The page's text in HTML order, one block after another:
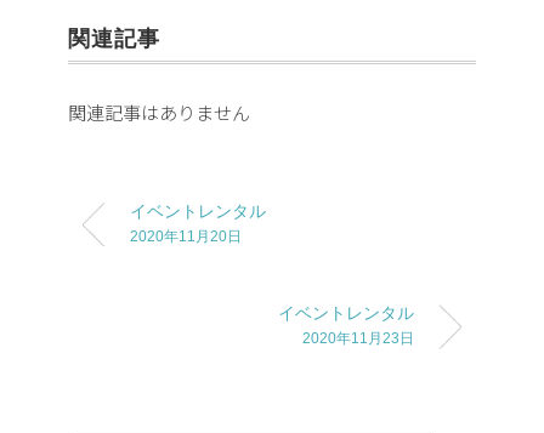
関連記事
関連記事はありません
イベントレンタル
2020年11月20日
イベントレンタル
2020年11月23日